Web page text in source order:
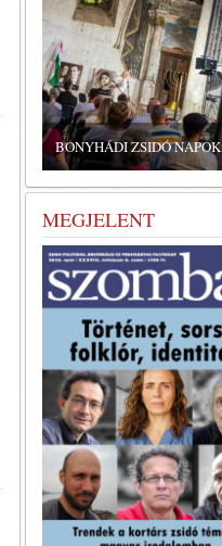
BONYHÁDI ZSIDÓ NAPOK
MEGJELENT